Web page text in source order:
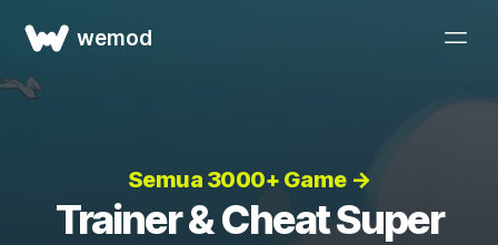
wemod
Semua 3000+ Game →
Trainer & Cheat Super